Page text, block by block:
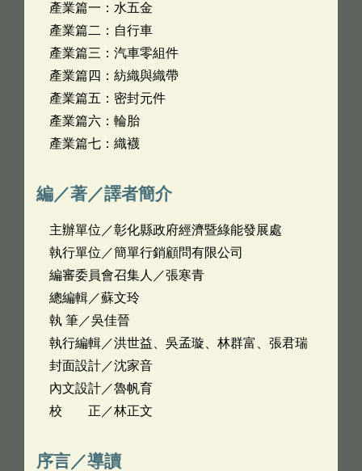
產業篇一：水五金
產業篇二：自行車
產業篇三：汽車零組件
產業篇四：紡織與織帶
產業篇五：密封元件
產業篇六：輪胎
產業篇七：織襪
編／著／譯者簡介
主辦單位／彰化縣政府經濟暨綠能發展處
執行單位／簡單行銷顧問有限公司
編審委員會召集人／張寒青
總編輯／蘇文玲
執 筆／吳佳晉
執行編輯／洪世益、吳孟璇、林群富、張君瑞
封面設計／沈家音
內文設計／魯帆育
校 正／林正文
序言／導讀